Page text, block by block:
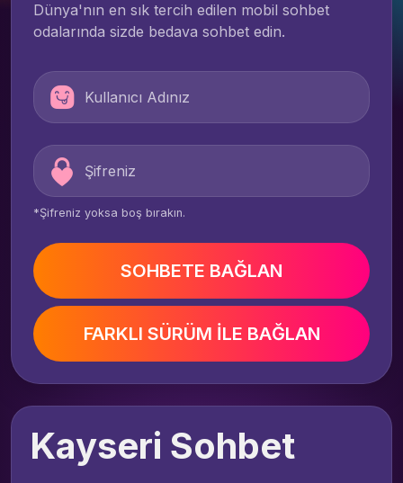
Dünya'nın en sık tercih edilen mobil sohbet
odalarında sizde bedava sohbet edin.
*Şifreniz yoksa boş bırakın.
SOHBETE BAĞLAN
FARKLI SÜRÜM İLE BAĞLAN
Kayseri Sohbet